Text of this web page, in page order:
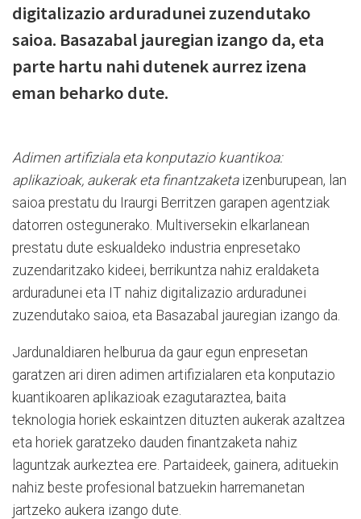
digitalizazio arduradunei zuzendutako
saioa. Basazabal jauregian izango da, eta
parte hartu nahi dutenek aurrez izena
eman beharko dute.
Adimen artifiziala eta konputazio kuantikoa:
aplikazioak, aukerak eta finantzaketaizenburupean, lan
saioa prestatu du Iraurgi Berritzen garapen agentziak
datorren ostegunerako. Multiversekin elkarlanean
prestatu dute eskualdeko industria enpresetako
zuzendaritzako kideei, berrikuntza nahiz eraldaketa
arduradunei eta IT nahiz digitalizazio arduradunei
zuzendutako saioa, eta Basazabal jauregian izango da.
Jardunaldiaren helburua da gaur egun enpresetan
garatzen ari diren adimen artifizialaren eta konputazio
kuantikoaren aplikazioak ezagutaraztea, baita
teknologia horiek eskaintzen dituzten aukerak azaltzea
eta horiek garatzeko dauden finantzaketa nahiz
laguntzak aurkeztea ere. Partaideek, gainera, adituekin
nahiz beste profesional batzuekin harremanetan
jartzeko aukera izango dute.